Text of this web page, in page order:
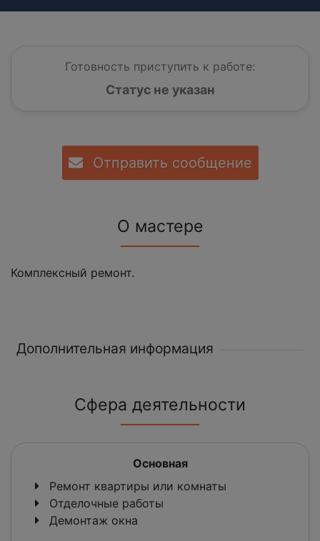
Готовность приступить к работе:
Статус не указан
Отправить сообщение
О мастере
Комплексный ремонт.
Дополнительная информация
Сфера деятельности
Основная
Ремонт квартиры или комнаты
Отделочные работы
Демонтаж окна